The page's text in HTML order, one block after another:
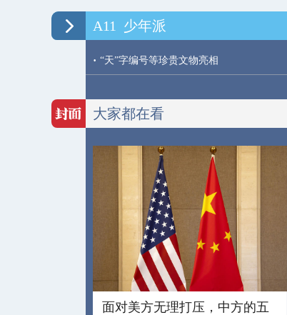
A11 少年派
· “天”字编号等珍贵文物亮相
大家都在看
面对美方无理打压，中方的五